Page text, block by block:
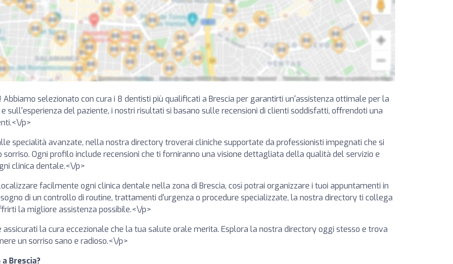
selezionato con cura i 8 dentisti più qualificati a Brescia per garantirti un'assistenza ottimale per la
sull'esperienza del paziente, i nostri risultati si basano sulle recensioni di clienti soddisfatti, offrendoti una
p>
specialità avanzate, nella nostra directory troverai cliniche supportate da professionisti impegnati che si
Ogni profilo include recensioni che ti forniranno una visione dettagliata della qualità del servizio e
clinica dentale.<\/p>
facilmente ogni clinica dentale nella zona di Brescia, così potrai organizzare i tuoi appuntamenti in
di un controllo di routine, trattamenti d'urgenza o procedure specializzate, la nostra directory ti collega
la migliore assistenza possibile.<\/p>
assicurati la cura eccezionale che la tua salute orale merita. Esplora la nostra directory oggi stesso e trova
un sorriso sano e radioso.<\/p>
Brescia?